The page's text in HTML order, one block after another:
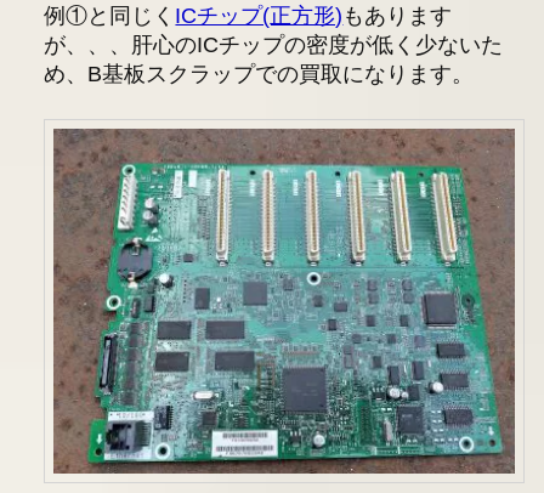
例①と同じく ICチップ(正方形) もあります
が、、、肝心のICチップの密度が低く少ないた
め、B基板スクラップでの買取になります。